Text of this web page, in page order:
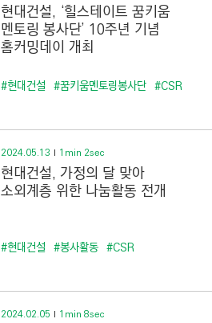
현대건설, ‘힐스테이트 꿈키움
멘토링 봉사단’ 10주년 기념
홈커밍데이 개최
#현대건설 #꿈키움멘토링봉사단 #CSR
2024.05.13 1min 2sec
현대건설, 가정의 달 맞아
소외계층 위한 나눔활동 전개
#현대건설 #봉사활동 #CSR
2024.02.05 1min 8sec